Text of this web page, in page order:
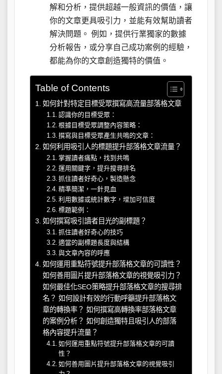
解和分析，提供超越一般資訊的價值，讓
你的文章更具吸引力，並能有效幫助讀者
解決問題。 例如，提供行業獨家的數據
分析報告，或分享自己成功案例的經驗，
都能為你的文章創造獨特的價值。
Table of Contents
如何針對特定目標受眾撰寫高流量部落格文章
認識你的目標受眾：
根據目標受眾調整內容策略：
撰寫與目標受眾產生共鳴的文章：
如何利用吸引人的標題提升部落格文章流量？
掌握讀者痛點，找到共鳴
運用關鍵字，提升搜尋排名
抓住讀者好奇心，製造懸念
精準簡潔，一針見血
利用數據或統計數字，增加可信度
標題範例：
如何撰寫吸引讀者目光的副標題？
抓住讀者好奇心的技巧
適當的副標題長度與結構
與文章內容的呼應
如何運用重點符號提升部落格文章的可讀性？
如何善用圖片提升部落格文章的視覺吸引力？
如何最佳化SEO策略提升部落格文章的搜尋排
名？ 如何設計有效的行動呼籲提升部落格文
章的轉換率？ 如何撰寫高轉換率部落格文章
的案例分析？ 如何創造獨特且吸引人的部落
格內容提升流量？
如何運用重點符號提升部落格文章的可讀
性？
如何善用圖片提升部落格文章的視覺吸引